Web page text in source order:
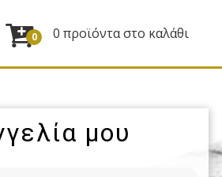
0 0 προϊόντα στο καλάθι
μου